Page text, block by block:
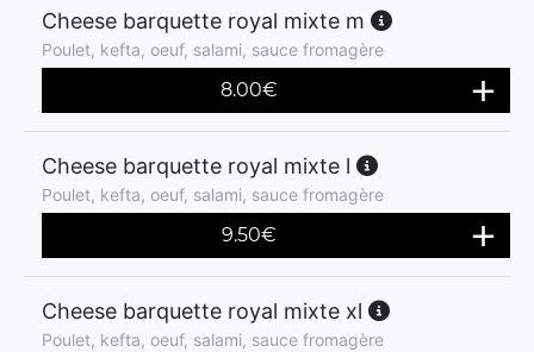
Cheese barquette royal mixte m
Poulet, kefta, oeuf, salami, sauce fromagère
8.00€
Cheese barquette royal mixte l
Poulet, kefta, oeuf, salami, sauce fromagère
9.50€
Cheese barquette royal mixte xl
Poulet, kefta, oeuf, salami, sauce fromagère